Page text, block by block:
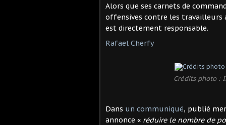
Alors que ses carnets de
offensives contre les
est directement responsable.
Rafael Cherfy
Crédits photo :
Dans un communiqué, publié
annonce « réduire le nombre de